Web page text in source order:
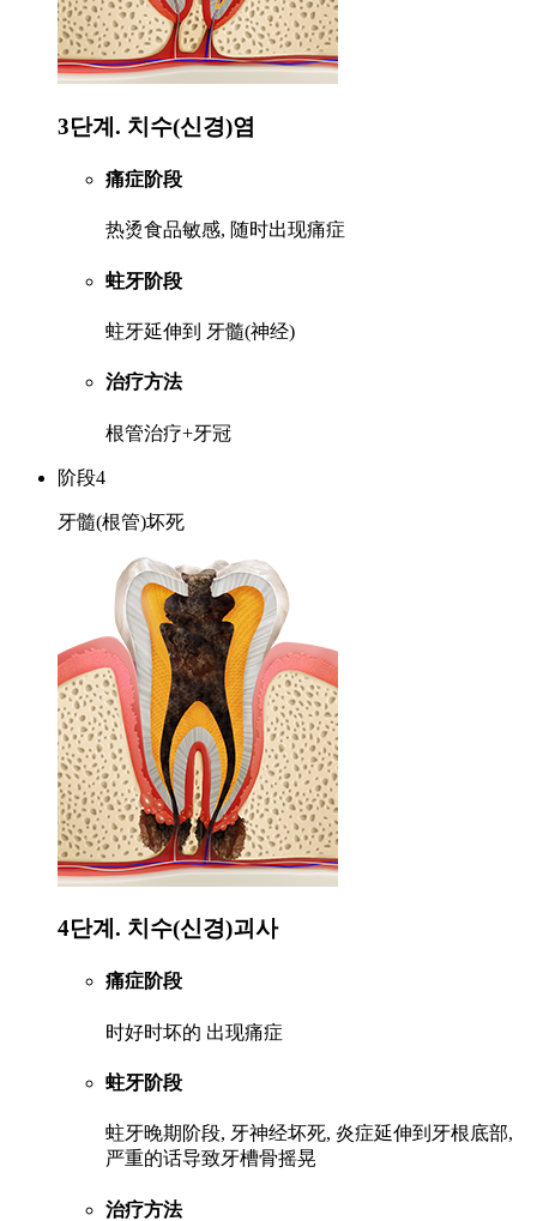
3단계. 치수(신경)염
痛症阶段
热烫食品敏感, 随时出现痛症
蛀牙阶段
蛀牙延伸到 牙髓(神经)
治疗方法
根管治疗+牙冠
阶段4
牙髓(根管)坏死
4단계. 치수(신경)괴사
痛症阶段
时好时坏的 出现痛症
蛀牙阶段
蛀牙晚期阶段, 牙神经坏死, 炎症延伸到牙根底部,
严重的话导致牙槽骨摇晃
治疗方法